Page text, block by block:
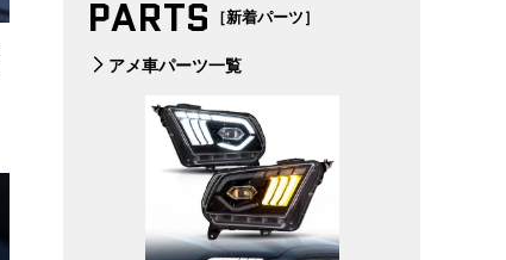
PARTS ［新着パーツ］
アメ車パーツ一覧